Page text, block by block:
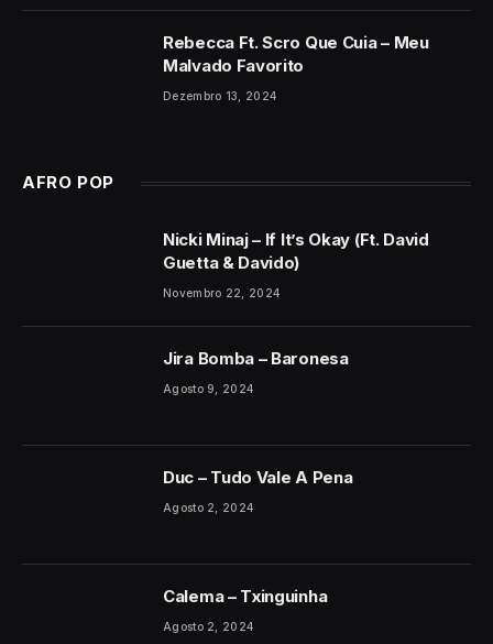
Rebecca Ft. Scro Que Cuia – Meu
Malvado Favorito
Dezembro 13, 2024
AFRO POP
Nicki Minaj – If It’s Okay (Ft. David
Guetta & Davido)
Novembro 22, 2024
Jira Bomba – Baronesa
Agosto 9, 2024
Duc – Tudo Vale A Pena
Agosto 2, 2024
Calema – Txinguinha
Agosto 2, 2024